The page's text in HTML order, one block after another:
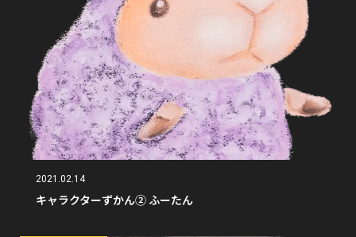
2021.02.14
キャラクターずかん② ふーたん